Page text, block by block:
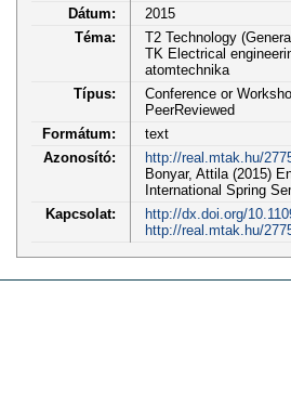
Dátum:
2015
Téma:
T2 Technology
TK Electrical
atomtechnika
Típus:
Conference or
PeerReviewed
Formátum:
text
Azonosító:
http://real.mtak.hu/
Bonyar, Attila (2015)
International Spring
Kapcsolat:
http://dx.doi.org/
http://real.mtak.hu/